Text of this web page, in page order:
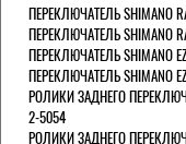
ПЕРЕКЛЮЧАТЕЛЬ SHIMANO
ПЕРЕКЛЮЧАТЕЛЬ SHIMANO
ПЕРЕКЛЮЧАТЕЛЬ SHIMANO
ПЕРЕКЛЮЧАТЕЛЬ SHIMANO
РОЛИКИ ЗАДНЕГО
2-5054
РОЛИКИ ЗАДНЕГО